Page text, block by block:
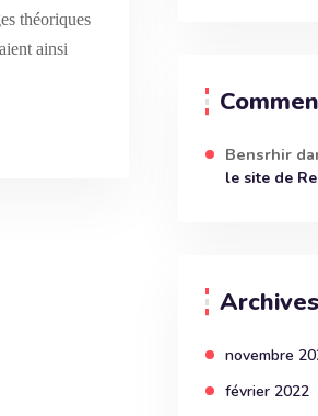
théoriques
ainsi
Bensrhir
le site de
Archives
novembre
février 2022